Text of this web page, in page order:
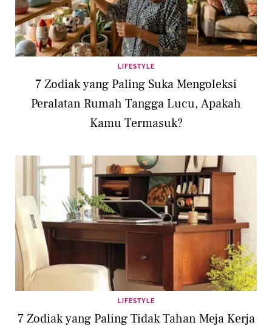
LIFESTYLE
7 Zodiak yang Paling Suka Mengoleksi
Peralatan Rumah Tangga Lucu, Apakah
Kamu Termasuk?
LIFESTYLE
7 Zodiak yang Paling Tidak Tahan Meja Kerja